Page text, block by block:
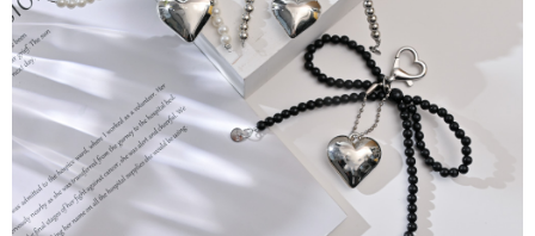
請求用戶進行身份認證。
５．嚴禁一人註冊多個帳號或使用他人資訊註冊。若發現惡意使用之情形，
恩沛科技股份有限公司將有權停止該用戶之使用額度並採取法律行動。
付款後寶雅門市自取(由倉庫統一出貨)
每筆NT$80，滿NT$290(含以上)免運費